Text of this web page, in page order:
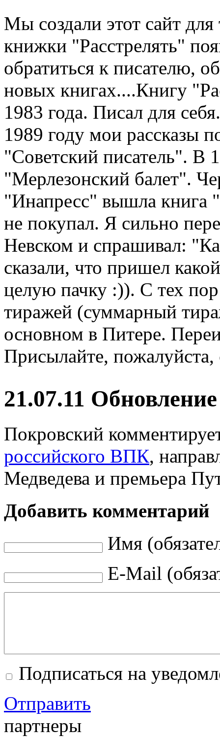
Мы создали этот сайт
книжки "Расстрелять"
обратиться к писателю,
новых книгах....Книгу
1983 года. Писал для
1989 году мои рассказы
"Советский писатель". В
"Мерлезонский балет".
"Инапресс" вышла книга
не покупал. Я сильно
Невском и спрашивал:
сказали, что пришел
целую пачку :)). С тех
тиражей (суммарный
основном в Питере.
Присылайте,
21.07.11
Покровский
российского ВПК,
Медведева и премьера
Добавить комментарий
Имя
E-Mail
Подписаться на
Отправить
партнеры